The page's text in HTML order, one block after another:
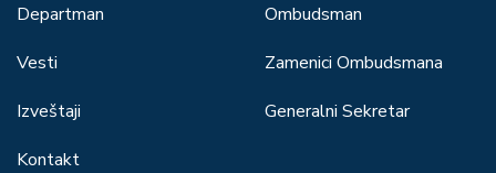
Departman
Vesti
Izveštaji
Kontakt
Ombudsman
Zamenici Ombudsmana
Generalni Sekretar